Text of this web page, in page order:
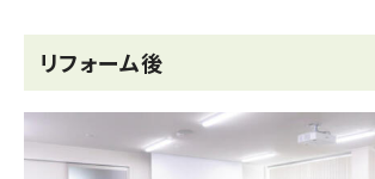
リフォーム後